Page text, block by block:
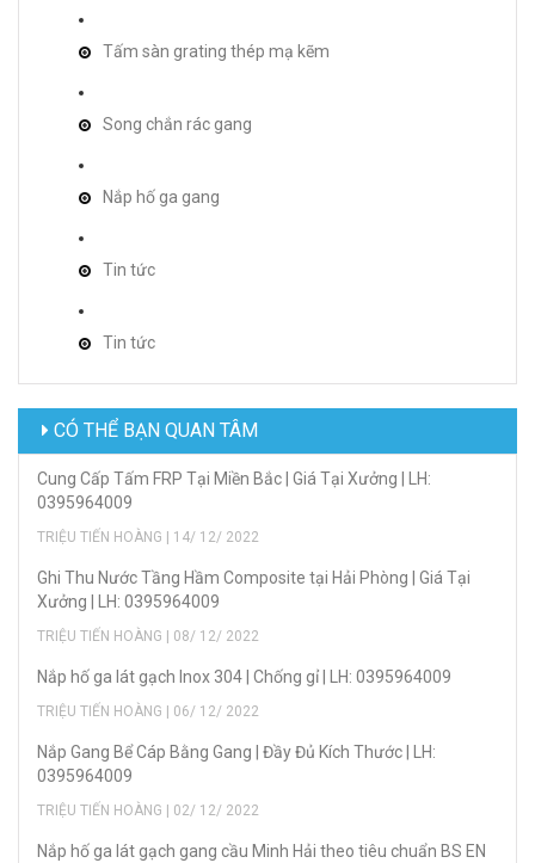
Tấm sàn grating thép mạ kẽm
Song chắn rác gang
Nắp hố ga gang
Tin tức
Tin tức
CÓ THỂ BẠN QUAN TÂM
Cung Cấp Tấm FRP Tại Miền Bắc | Giá Tại Xưởng | LH:
0395964009
TRIỆU TIẾN HOÀNG | 14/ 12/ 2022
Ghi Thu Nước Tầng Hầm Composite tại Hải Phòng | Giá Tại
Xưởng | LH: 0395964009
TRIỆU TIẾN HOÀNG | 08/ 12/ 2022
Nắp hố ga lát gạch Inox 304 | Chống gỉ | LH: 0395964009
TRIỆU TIẾN HOÀNG | 06/ 12/ 2022
Nắp Gang Bể Cáp Bằng Gang | Đầy Đủ Kích Thước | LH:
0395964009
TRIỆU TIẾN HOÀNG | 02/ 12/ 2022
Nắp hố ga lát gạch gang cầu Minh Hải theo tiêu chuẩn BS EN